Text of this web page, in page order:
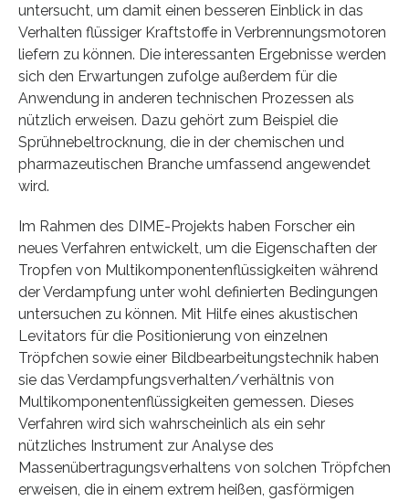
untersucht, um damit einen besseren Einblick in das
Verhalten flüssiger Kraftstoffe in Verbrennungsmotoren
liefern zu können. Die interessanten Ergebnisse werden
sich den Erwartungen zufolge außerdem für die
Anwendung in anderen technischen Prozessen als
nützlich erweisen. Dazu gehört zum Beispiel die
Sprühnebeltrocknung, die in der chemischen und
pharmazeutischen Branche umfassend angewendet
wird.
Im Rahmen des DIME-Projekts haben Forscher ein
neues Verfahren entwickelt, um die Eigenschaften der
Tropfen von Multikomponentenflüssigkeiten während
der Verdampfung unter wohl definierten Bedingungen
untersuchen zu können. Mit Hilfe eines akustischen
Levitators für die Positionierung von einzelnen
Tröpfchen sowie einer Bildbearbeitungstechnik haben
sie das Verdampfungsverhalten/verhältnis von
Multikomponentenflüssigkeiten gemessen. Dieses
Verfahren wird sich wahrscheinlich als ein sehr
nützliches Instrument zur Analyse des
Massenübertragungsverhaltens von solchen Tröpfchen
erweisen, die in einem extrem heißen, gasförmigen